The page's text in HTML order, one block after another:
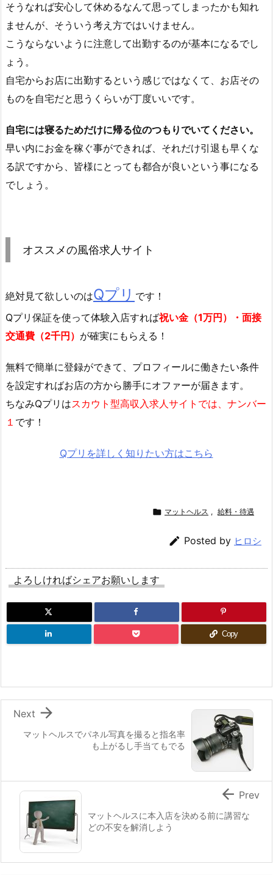
そうなれば安心して休めるなんて思ってしまったかも知れ
ませんが、そういう考え方ではいけません。
こうならないように注意して出勤するのが基本になるでし
ょう。
自宅からお店に出勤するという感じではなくて、お店その
ものを自宅だと思うくらいが丁度いいです。
自宅には寝るためだけに帰る位のつもりでいてください。
早い内にお金を稼ぐ事ができれば、それだけ引退も早くな
る訳ですから、皆様にとっても都合が良いという事になる
でしょう。
オススメの風俗求人サイト
絶対見て欲しいのはQプリ です！
Qプリ保証を使って体験入店すれば祝い金（1万円）・面接
交通費（2千円） が確実にもらえる！
無料で簡単に登録ができて、プロフィールに働きたい条件
を設定すればお店の方から勝手にオファーが届きます。
ちなみQプリはスカウト型高収入求人サイトでは、ナンバー
１ です！
Qプリを詳しく知りたい方はこちら
 マットヘルス , 給料・待遇
 Posted by ヒロシ
よろしければシェアお願いします
Copy
マットヘルスでパネル写真を撮ると指名率
も上がるし手当てもでる

Next
マットヘルスに本入店を決める前に講習な
どの不安を解消しよう
 Prev